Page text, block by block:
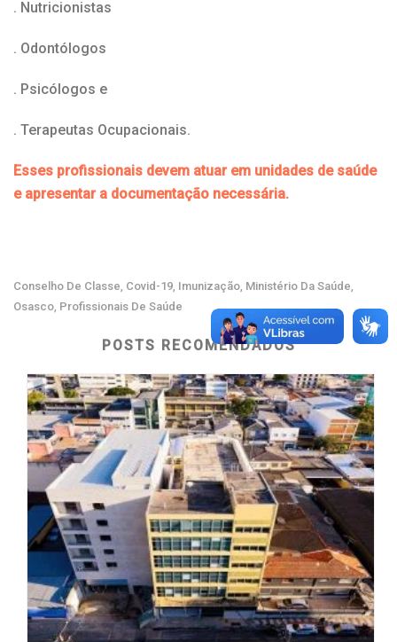
. Nutricionistas
. Odontólogos
. Psicólogos e
. Terapeutas Ocupacionais.
Esses profissionais devem atuar em unidades de saúde
e apresentar a documentação necessária.
Conselho De Classe, Covid-19, Imunização, Ministério Da Saúde,
Osasco, Profissionais De Saúde
POSTS RECOMENDADOS